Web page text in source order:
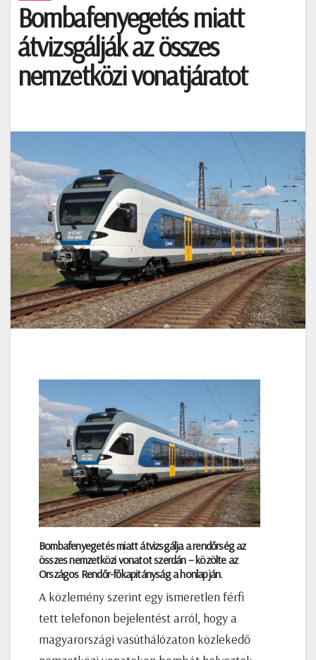
Bombafenyegetés miatt
átvizsgálják az összes
nemzetközi vonatjáratot
Bombafenyegetés miatt átvizsgáljaa rendőrség az
összes nemzetközi vonatot szerdán – közölte az
Országos Rendőr-főkapitányság a honlapján.
A közlemény szerint egy ismeretlen férfi
tett telefonon bejelentést arról, hogy a
magyarországi vasúthálózaton közlekedő